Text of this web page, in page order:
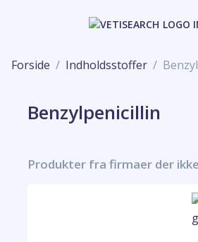
Forside Indholdsstoffer
Benzylpenicillin
Produkter fra firmaer der